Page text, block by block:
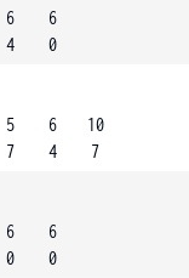
6
4
6
0
5
7
6
4
10
7
6
0
6
0